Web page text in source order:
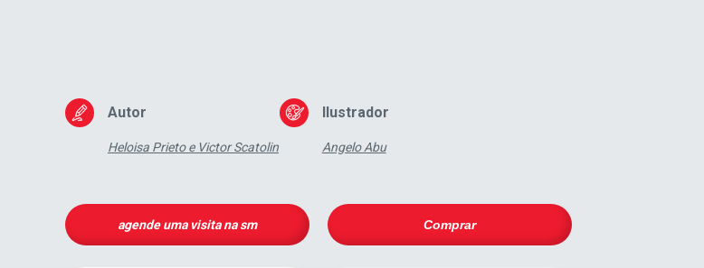
Autor
Heloisa Prieto e Victor Scatolin
Ilustrador
Angelo Abu
Comprar
agende uma visita na sm